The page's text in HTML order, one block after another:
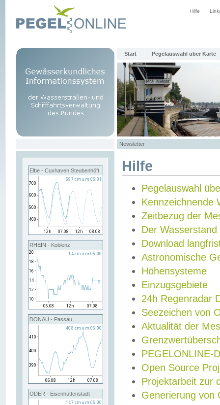
Hilfe
Start Pegelauswahl über Karte
Newsletter
Elbe - Cuxhaven Steubenhöft
RHEIN - Koblenz
DONAU - Passau
ODER - Eisenhüttenstadt
Hilfe
Pegelauswahl
Kennzeichnende
Zeitbezug der
Der Wasserstand
Download
Astronomische
Höhensysteme
Einzugsgebiete
24h Regenradar
Seezeichen von
Aktualität der
PEGELONLINE-
Open Source
Projektarbeit zur
Generierung von